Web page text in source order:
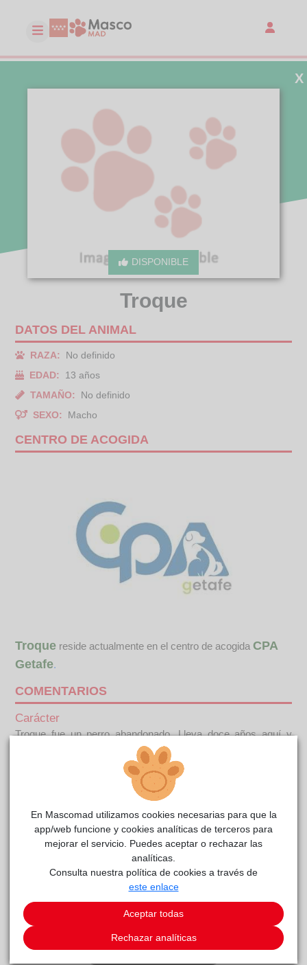
DISPONIBLE
X
Troque
DATOS DEL ANIMAL
RAZA:
No definido
EDAD:
13 años
TAMAÑO:
No definido
SEXO:
Macho
CENTRO DE ACOGIDA
Troque reside actualmente en el centro de acogida CPA
Getafe.
COMENTARIOS
Carácter
Troque fue un perro abandonado. Lleva doce años aquí y
sigue algo receloso pero en cuanto pasas cinco minutos con
él su curiosidad y ganas de cariño hacen que no se despegue
de ti. ¿Te gustaría darle un hogar?Información a tener en
cuenta: Los animales salen en adopción identificados,
desparasitados, vacunados y esterilizados o con el
compromiso de esterilización en unos meses si son menores
de 6 meses.
Este animal aún no ha recibido solicitudes de
adopción
SOLICITAR ADOPCIÓN
IR A LISTA DE ANIMALES
En Mascomad utilizamos cookies necesarias para que la
app/web funcione y cookies analíticas de terceros para
mejorar el servicio. Puedes aceptar o rechazar las
analíticas.
Consulta nuestra política de cookies a través de
este enlace
Aceptar todas
Rechazar analíticas